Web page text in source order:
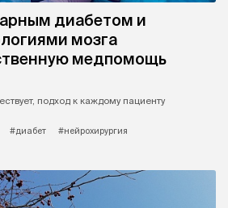
диабетом и
мозга
медпомощь
подход к каждому пациенту
#диабет
#нейрохирургия